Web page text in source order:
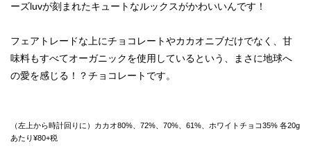
ーズluvが刻まれたキュートなルックスがかわいいんです！
フェアトレードな上にチョコレートやカカオニブだけでなく、甘
味料もすべてオーガニックを使用しているという、まさに地球へ
の愛を感じる！？チョコレートです。
（左上から時計回りに）カカオ80%、72%、70%、61%、ホワイトチョコ35% 各20g
あたり¥80+税